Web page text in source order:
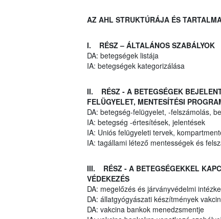
AZ AHL STRUKTÚRÁJA ÉS
I. RÉSZ – ÁLTALÁNOS SZABÁLYOK
DA: betegségek listája
IA: betegségek kategorizálása
II. RÉSZ - A BETEGSÉGEK
FELÜGYELET, MENTESÍTÉSI
DA: betegség-felügyelet, -felszámolás,
IA: betegség -értesítések, jelentések
IA: Uniós felügyeleti tervek,
IA: tagállami létező mentességek és
III. RÉSZ - A BETEGSÉGEKKEL
VÉDEKEZÉS
DA: megelőzés és járványvédelmi
DA: állatgyógyászati készítmények
DA: vakcina bankok menedzsmentje